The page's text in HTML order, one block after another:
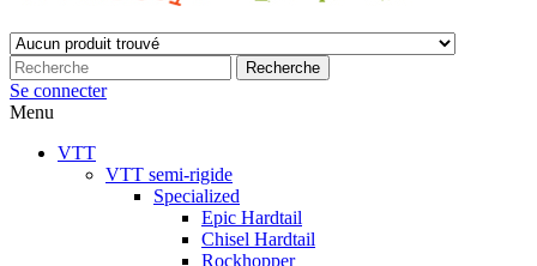
Recherche
Se connecter
Menu
VTT
VTT semi-rigide
Specialized
Epic Hardtail
Chisel Hardtail
Rockhopper